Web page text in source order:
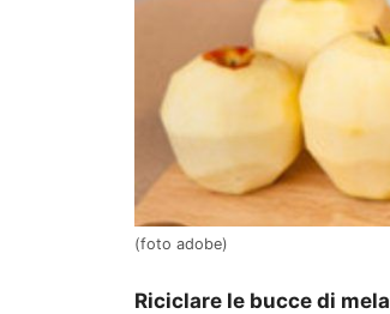
(foto adobe)
Riciclare le bucce di mela